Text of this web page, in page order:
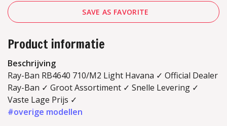
SAVE AS FAVORITE
Product informatie
Beschrijving
Ray-Ban RB4640 710/M2 Light Havana ✓ Official Dealer
Ray-Ban ✓ Groot Assortiment ✓ Snelle Levering ✓
Vaste Lage Prijs ✓
#overige modellen